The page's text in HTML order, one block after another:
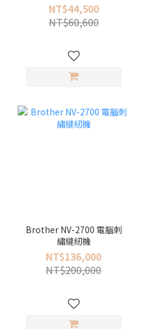
NT$44,500
NT$60,600
Brother NV-2700 電腦刺
繡縫紉機
NT$136,000
NT$200,000